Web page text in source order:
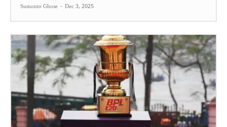
Sumonto Ghose - Dec 3, 2025